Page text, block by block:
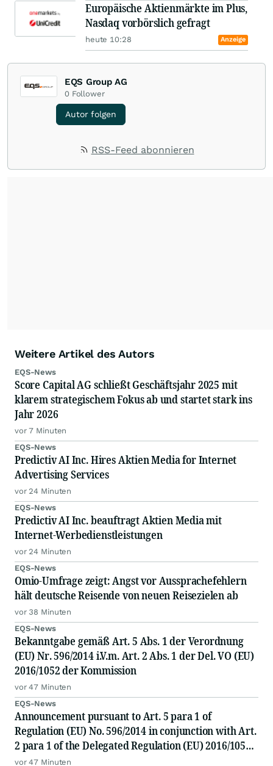
Europäische Aktienmärkte im Plus,
Nasdaq vorbörslich gefragt
heute 10:28 Anzeige
EQS Group AG
0 Follower
Autor folgen
RSS-Feed abonnieren
Weitere Artikel des Autors
EQS-News
Score Capital AG schließt Geschäftsjahr 2025 mit
klarem strategischem Fokus ab und startet stark ins
Jahr 2026
vor 7 Minuten
EQS-News
Predictiv AI Inc. Hires Aktien Media for Internet
Advertising Services
vor 24 Minuten
EQS-News
Predictiv AI Inc. beauftragt Aktien Media mit
Internet-Werbedienstleistungen
vor 24 Minuten
EQS-News
Omio-Umfrage zeigt: Angst vor Aussprachefehlern
hält deutsche Reisende von neuen Reisezielen ab
vor 38 Minuten
EQS-News
Bekanntgabe gemäß Art. 5 Abs. 1 der Verordnung
(EU) Nr. 596/2014 i.V.m. Art. 2 Abs. 1 der Del. VO (EU)
2016/1052 der Kommission
vor 47 Minuten
EQS-News
Announcement pursuant to Art. 5 para 1 of
Regulation (EU) No. 596/2014 in conjunction with Art.
2 para 1 of the Delegated Regulation (EU) 2016/1052
of the Commission
vor 47 Minuten